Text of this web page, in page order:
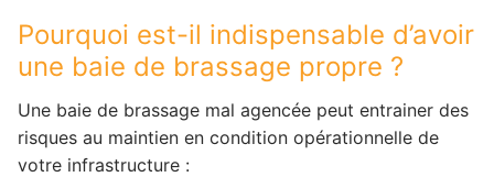
Pourquoi est-il indispensable d’avoir
une baie de brassage propre ?
Une baie de brassage mal agencée peut entrainer des
risques au maintien en condition opérationnelle de
votre infrastructure :